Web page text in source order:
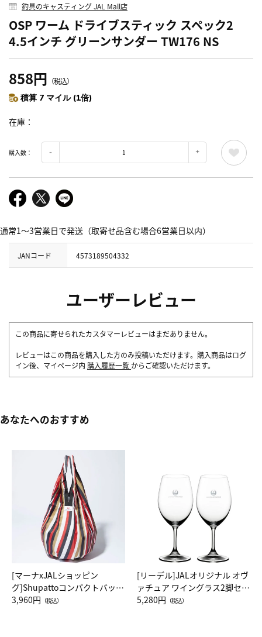
釣具のキャスティング JAL Mall店
OSP ワーム ドライブスティック スペック2
4.5インチ グリーンサンダー TW176 NS
858円 （税込）
積算 7 マイル (1倍)
在庫
購入数：
通常1～3営業日で発送（取寄せ品含む場合6営業日以内）
JANコード 4573189504332
ユーザーレビュー
この商品に寄せられたカスタマーレビューはまだありません。
レビューはこの商品を購入した方のみ投稿いただけます。購入商品はログ
イン後、マイページ内 購入履歴一覧 からご確認いただけます。
あなたへのおすすめ
[マーナxJALショッピン
グ]Shupattoコンパクトバッグ
Drop JAL客室乗務員（LC）ス
3,960円 （税込）
[リーデル]JALオリジナル オヴ
ァチュア ワイングラス2脚セッ
ト（レッドワイン）
5,280円 （税込）